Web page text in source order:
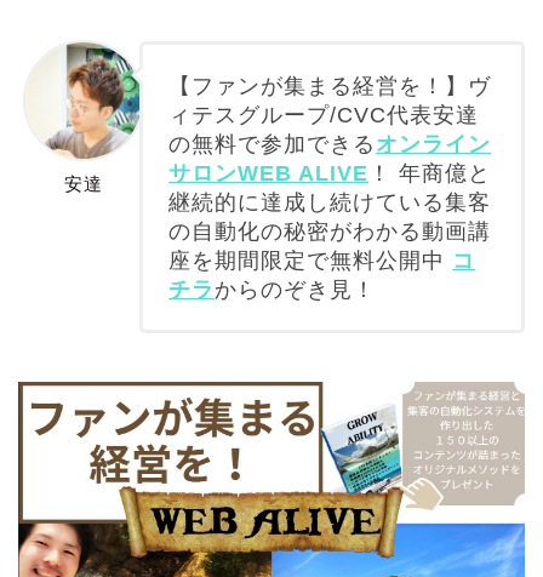
安達
【ファンが集まる経営を！】ヴ
ィテスグループ/CVC代表安達
の無料で参加できる オンライン
サロンWEB ALIVE ！ 年商億と
継続的に達成し続けている集客
の自動化の秘密がわかる動画講
座を期間限定で無料公開中 コ
チラ からのぞき見！